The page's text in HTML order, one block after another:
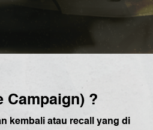
Campaign) ?
kembali atau recall yang di